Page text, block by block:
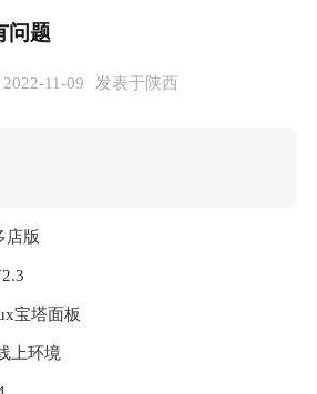
问题
2022-11-09 发表于陕西
店版
宝塔面板
上环境